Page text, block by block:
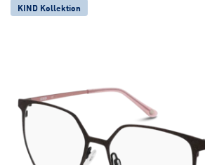
KIND Kollektion